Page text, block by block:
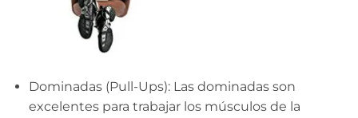
Dominadas (Pull-Ups): Las dominadas son
excelentes para trabajar los músculos de la